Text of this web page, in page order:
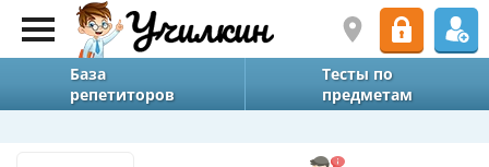
База
репетиторов
Тесты по
предметам